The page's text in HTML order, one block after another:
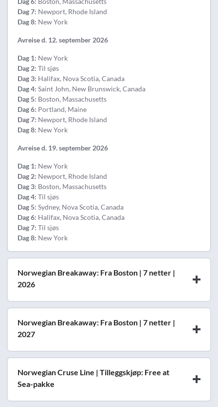
Dag 7: Newport, Rhode Island
Dag 8: New York
Avreise d. 12. september 2026
Dag 1: New York
Dag 2: Til sjøs
Dag 3: Halifax, Nova Scotia, Canada
Dag 4: Saint John, New Brunswick, Canada
Dag 5: Boston, Massachusetts
Dag 6: Portland, Maine
Dag 7: Newport, Rhode Island
Dag 8: New York
Avreise d. 19. september 2026
Dag 1: New York
Dag 2: Newport, Rhode Island
Dag 3: Boston, Massachusetts
Dag 4: Til sjøs
Dag 5: Sydney, Nova Scotia, Canada
Dag 6: Halifax, Nova Scotia, Canada
Dag 7: Til sjøs
Dag 8: New York
Norwegian Breakaway: Fra Boston | 7 netter |
2026
Norwegian Breakaway: Fra Boston | 7 netter |
2027
Norwegian Cruse Line | Tilleggskjøp: Free at
Sea-pakke